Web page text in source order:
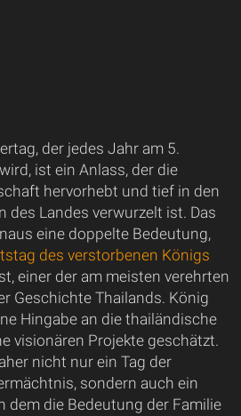
der jedes Jahr am 5.
ist ein Anlass, der die
hervorhebt und tief in den
des Landes verwurzelt ist. Das
eine doppelte Bedeutung,
des verstorbenen Königs
einer der am meisten verehrten
Geschichte Thailands. König
Hingabe an die thailändische
visionären Projekte geschätzt.
nicht nur ein Tag der
sondern auch ein
dem die Bedeutung der Familie